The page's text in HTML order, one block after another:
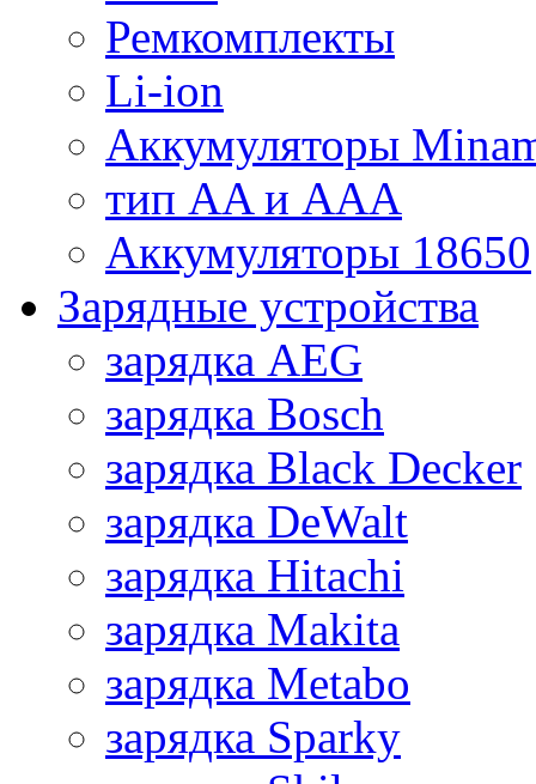
Ремкомплекты
Li-ion
Аккумуляторы
тип AA и AAA
Аккумуляторы 18650
Зарядные устройства
зарядка AEG
зарядка Bosch
зарядка Black Decker
зарядка DeWalt
зарядка Hitachi
зарядка Makita
зарядка Metabo
зарядка Sparky